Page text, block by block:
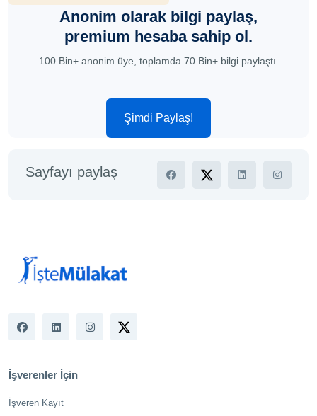
Anonim olarak bilgi paylaş,
premium hesaba sahip ol.
100 Bin+ anonim üye, toplamda 70 Bin+ bilgi paylaştı.
Şimdi Paylaş!
Sayfayı paylaş
İşverenler İçin
İşveren Kayıt